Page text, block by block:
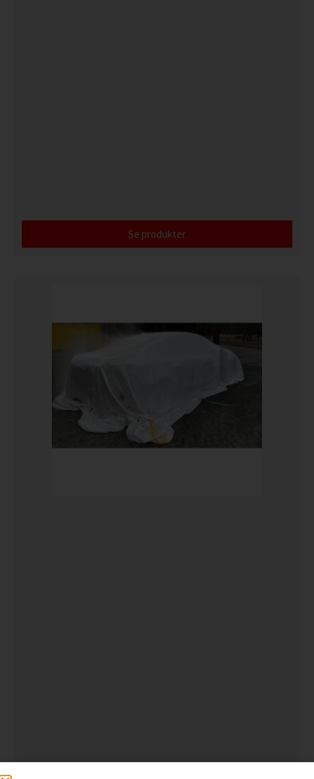
Se produkter